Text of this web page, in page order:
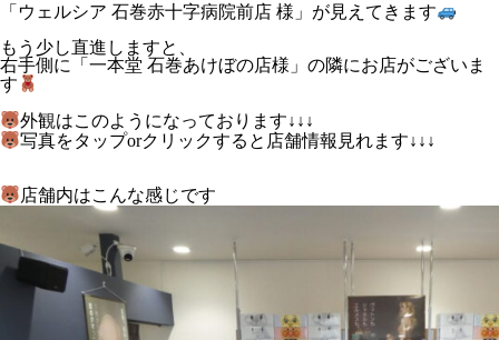
「ウェルシア 石巻赤十字病院前店 様」が見えてきます
もう少し直進しますと、
右手側に「一本堂 石巻あけぼの店様」の隣にお店がございま
す
外観はこのようになっております↓↓↓
写真をタップorクリックすると店舗情報見れます↓↓↓
店舗内はこんな感じです